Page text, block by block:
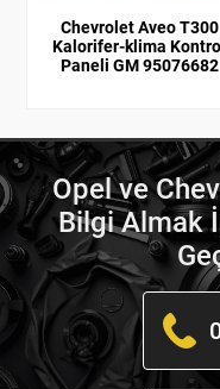
Chevrolet Aveo T300
Kalorifer-klima
Paneli GM 95076682
Opel ve
Bilgi Almak